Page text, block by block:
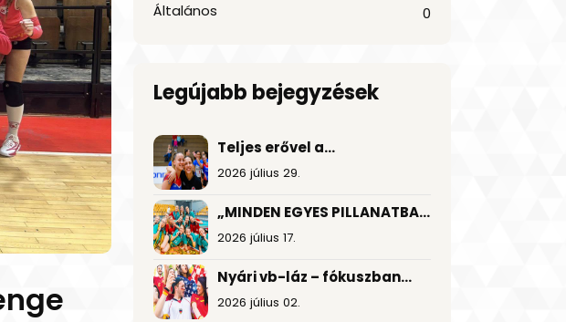
Általános
0
Legújabb bejegyzések
Teljes erővel a
visszatérésért!
2026 július 29.
„MINDEN EGYES PILLANATBAN
TÁMOGATTUK EGYMÁST”
2026 július 17.
Nyári vb-láz – fókuszban
a foci és a nagy
2026 július 02.